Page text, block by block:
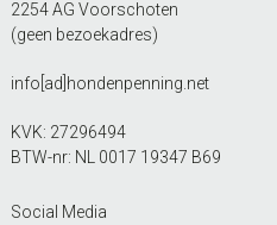
2254 AG Voorschoten
(geen bezoekadres)
info[ad]hondenpenning.net
KVK: 27296494
BTW-nr: NL 0017 19347 B69
Social Media